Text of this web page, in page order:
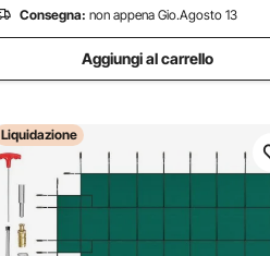
Consegna: non appena Gio.Agosto 13
Aggiungi al carrello
Liquidazione